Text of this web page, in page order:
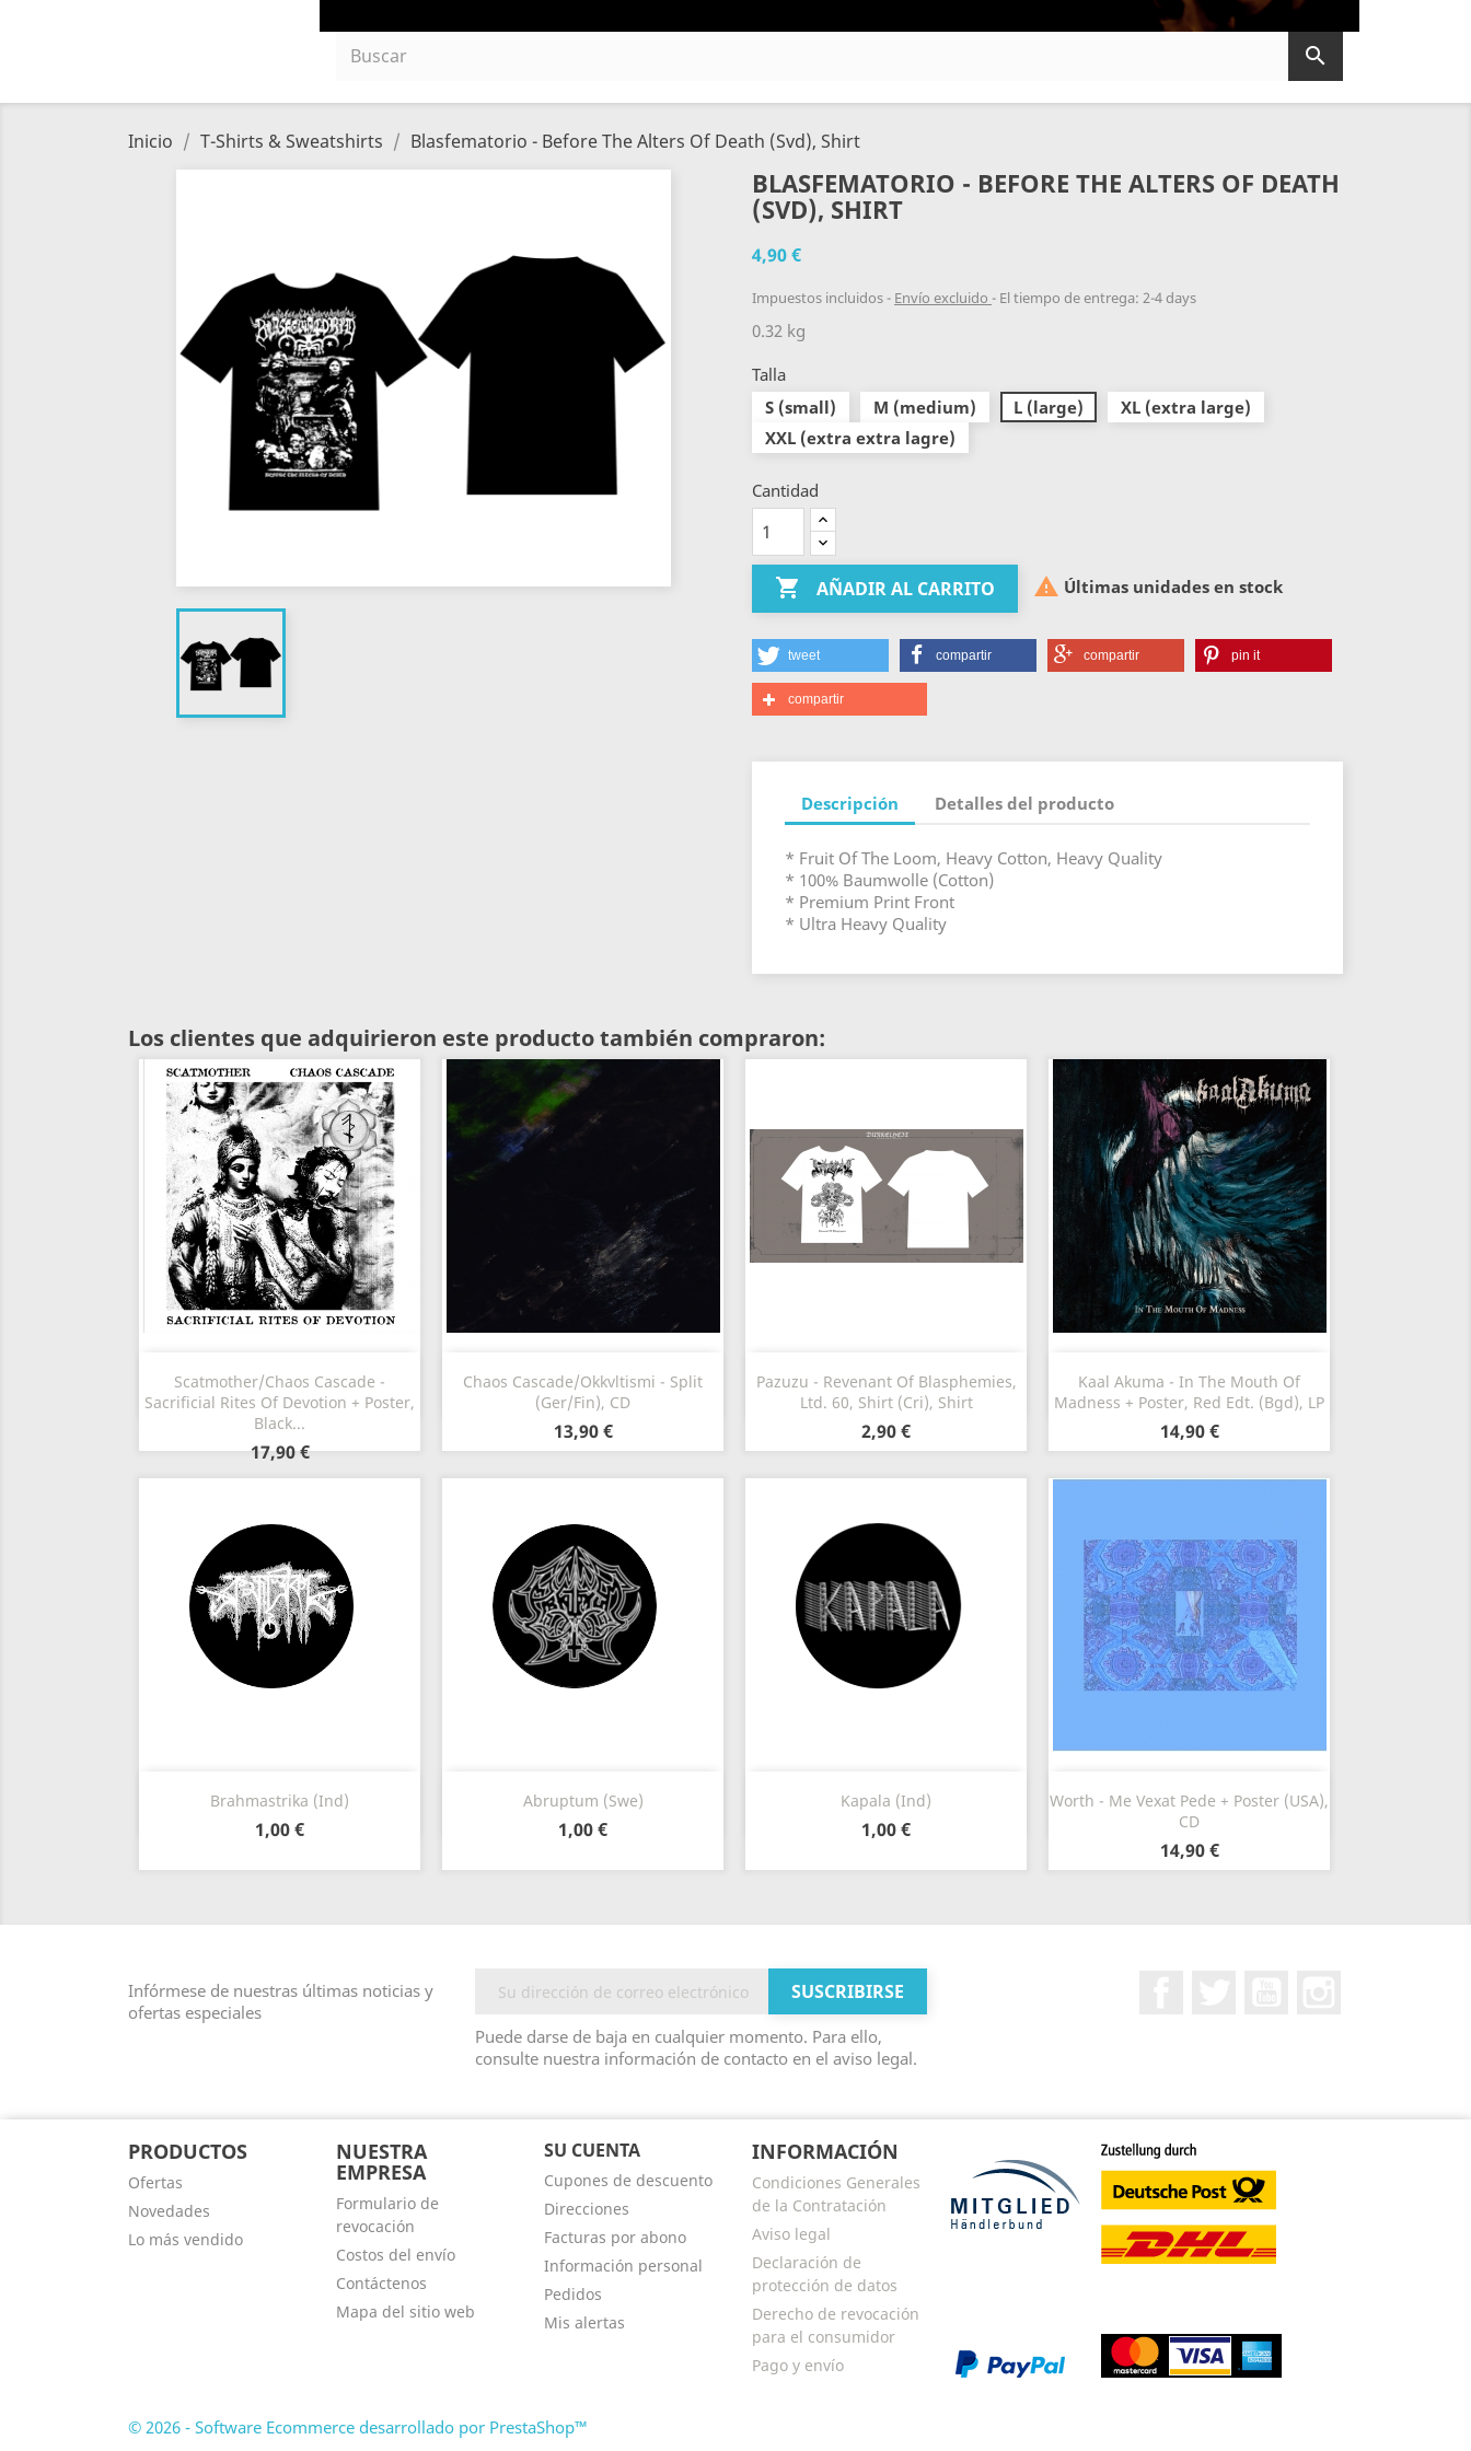

Inicio T-Shirts & Sweatshirts Blasfematorio - Before The Alters Of Death (Svd), Shirt
BLASFEMATORIO - BEFORE THE ALTERS OF DEATH
(SVD), SHIRT
4,90 €
Impuestos incluidos Envío excluido El tiempo de entrega: 2-4 days
0.32 kg
Talla
S (small)
M (medium) L (large)
XL (extra large)
XXL (extra extra lagre)
Cantidad
 AÑADIR AL CARRITO  Últimas unidades en stock
tweet compartir compartir pin it
compartir
Descripción Detalles del producto
* Fruit Of The Loom, Heavy Cotton, Heavy Quality
* 100% Baumwolle (Cotton)
* Premium Print Front
* Ultra Heavy Quality
Los clientes que adquirieron este producto también compraron:
Scatmother/Chaos Cascade -
Sacrificial Rites Of Devotion + Poster,
Black...
17,90 €
 Vista rápida
Chaos Cascade/Okkvltismi - Split
(Ger/Fin), CD
13,90 €
 Vista rápida
Pazuzu - Revenant Of Blasphemies,
Ltd. 60, Shirt (Cri), Shirt
2,90 €
 Vista rápida
Kaal Akuma - In The Mouth Of
Madness + Poster, Red Edt. (Bgd), LP
14,90 €
 Vista rápida
Brahmastrika (Ind)
1,00 €
 Vista rápida Abruptum (Swe)
1,00 €
 Vista rápida Kapala (Ind)
1,00 €
Vista rápida
Worth - Me Vexat Pede + Poster (USA),
CD
14,90 €
 Vista rápida
Infórmese de nuestras últimas noticias y
ofertas especiales
Puede darse de baja en cualquier momento. Para ello,
consulte nuestra información de contacto en el aviso legal.
PRODUCTOS
Ofertas
Novedades
Lo más vendido
NUESTRA
EMPRESA
Formulario de
revocación
Costos del envío
Contáctenos
Mapa del sitio web
SU CUENTA
Cupones de descuento
Direcciones
Facturas por abono
Información personal
Pedidos
Mis alertas
INFORMACIÓN
Condiciones Generales
de la Contratación
Aviso legal
Declaración de
protección de datos
Derecho de revocación
para el consumidor
Pago y envío
© 2026 - Software Ecommerce desarrollado por PrestaShop™